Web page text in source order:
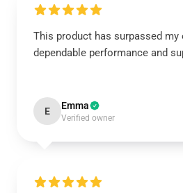
This product has surpassed
dependable performance and
E Emma
Verified owner